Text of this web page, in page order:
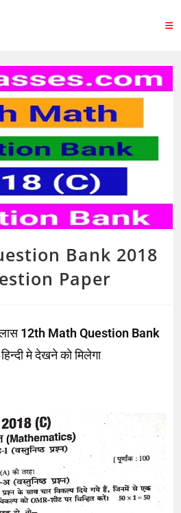
Bank 2018
Paper
12th Math Question Bank
हिन्दी मे देखने को मिलेगा